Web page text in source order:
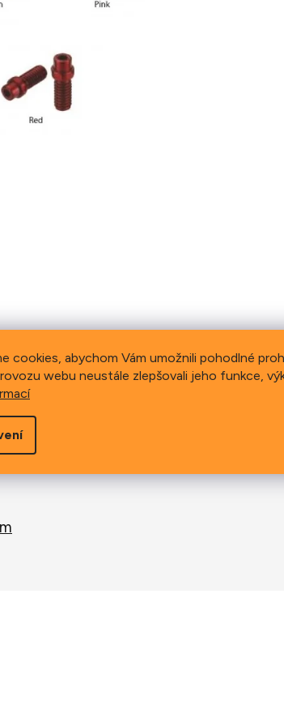
cookies, abychom Vám umožnili pohodlné
webu neustále zlepšovali jeho funkce,